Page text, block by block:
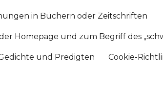
in Büchern oder Zeitschriften
Homepage und zum Begriff des
und Predigten Cookie-